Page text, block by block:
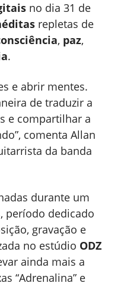
no dia 31 de
repletas de
, paz,
.
e abrir mentes.
de traduzir a
e compartilhar a
comenta Allan
da banda
durante um
período dedicado
gravação e
no estúdio ODZ
ainda mais a
“Adrenalina” e